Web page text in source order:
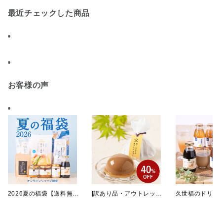
最近チェックした商品
お客様の声
2026夏の福袋【送料無
[訳あり品・アウトレット]
久世福のドリン